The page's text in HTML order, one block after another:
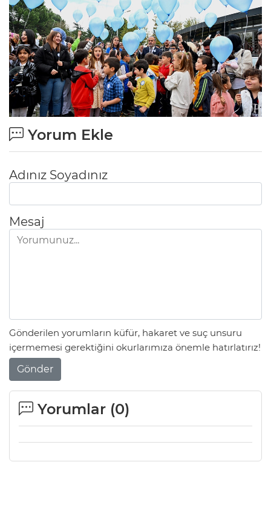
Yorum Ekle
Adınız Soyadınız
Mesaj
Gönderilen yorumların küfür, hakaret ve suç unsuru
içermemesi gerektiğini okurlarımıza önemle hatırlatırız!
Gönder
Yorumlar (0)